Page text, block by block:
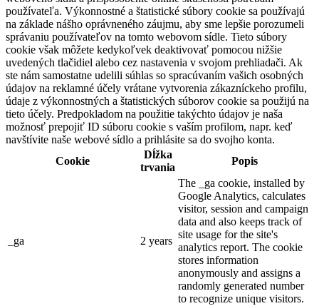
používateľa. Výkonnostné a štatistické súbory cookie sa používajú
na základe nášho oprávneného záujmu, aby sme lepšie porozumeli
správaniu používateľov na tomto webovom sídle. Tieto súbory
cookie však môžete kedykoľvek deaktivovať pomocou nižšie
uvedených tlačidiel alebo cez nastavenia v svojom prehliadači. Ak
ste nám samostatne udelili súhlas so spracúvaním vašich osobných
údajov na reklamné účely vrátane vytvorenia zákazníckeho profilu,
údaje z výkonnostných a štatistických súborov cookie sa použijú na
tieto účely. Predpokladom na použitie takýchto údajov je naša
možnosť prepojiť ID súboru cookie s vaším profilom, napr. keď
navštívite naše webové sídlo a prihlásite sa do svojho konta.
Cookie
Dĺžka
trvania
Popis
_ga 2 years
The _ga cookie, installed by
Google Analytics, calculates
visitor, session and campaign
data and also keeps track of
site usage for the site's
analytics report. The cookie
stores information
anonymously and assigns a
randomly generated number
to recognize unique visitors.